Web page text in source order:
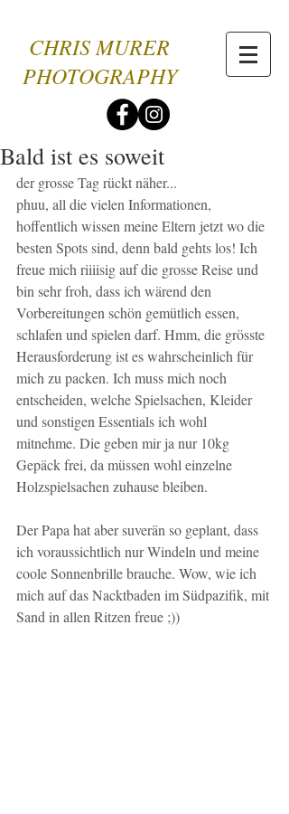
CHRIS MURER
PHOTOGRAPHY
Bald ist es soweit
der grosse Tag rückt näher...
phuu, all die vielen Informationen,
hoffentlich wissen meine Eltern jetzt wo die
besten Spots sind, denn bald gehts los! Ich
freue mich riiiisig auf die grosse Reise und
bin sehr froh, dass ich wärend den
Vorbereitungen schön gemütlich essen,
schlafen und spielen darf. Hmm, die grösste
Herausforderung ist es wahrscheinlich für
mich zu packen. Ich muss mich noch
entscheiden, welche Spielsachen, Kleider
und sonstigen Essentials ich wohl
mitnehme. Die geben mir ja nur 10kg
Gepäck frei, da müssen wohl einzelne
Holzspielsachen zuhause bleiben.
Der Papa hat aber suverän so geplant, dass
ich voraussichtlich nur Windeln und meine
coole Sonnenbrille brauche. Wow, wie ich
mich auf das Nacktbaden im Südpazifik, mit
Sand in allen Ritzen freue ;))